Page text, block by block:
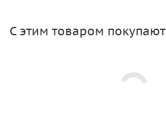
С этим товаром покупают